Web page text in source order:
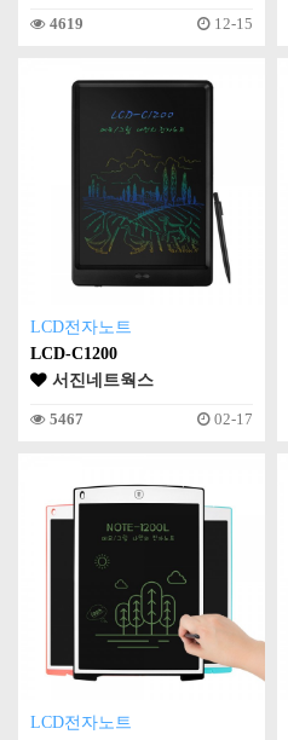
4619 12-15
LCD전자노트
LCD-C1200
서진네트웍스
5467 02-17
LCD전자노트